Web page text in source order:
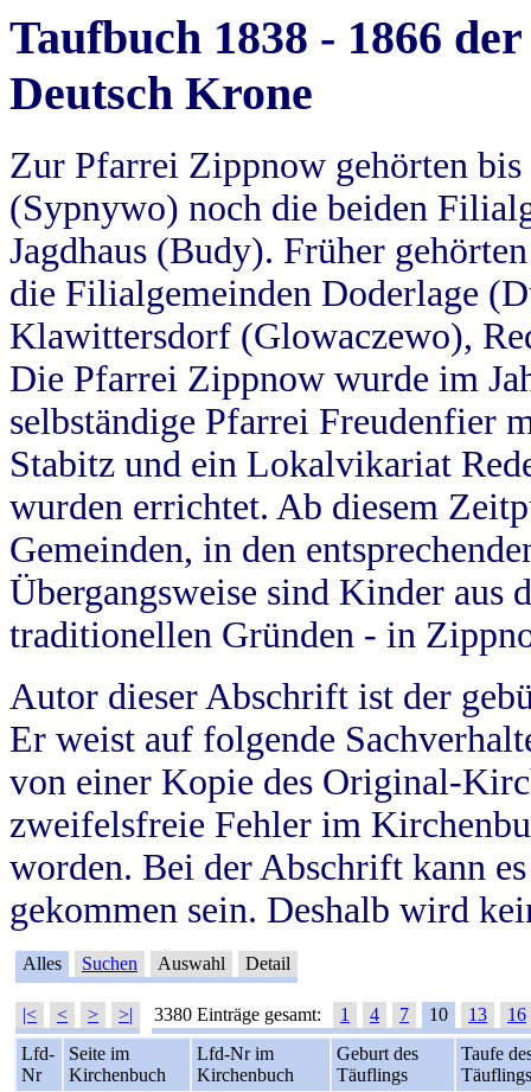
Taufbuch 1838 - 1866
Deutsch Krone
Zur Pfarrei Zippnow gehörten
(Sypnywo) noch die beiden
Jagdhaus (Budy). Früher
die Filialgemeinden Doderlage
Klawittersdorf (Glowaczewo),
Die Pfarrei Zippnow wurde im
selbständige Pfarrei Freudenfier
Stabitz und ein Lokalvikariat
wurden errichtet. Ab diesem
Gemeinden, in den
Übergangsweise sind Kinder aus
traditionellen Gründen - in
Autor dieser Abschrift ist der
Er weist auf folgende
von einer Kopie des Original-
zweifelsfreie Fehler im
worden. Bei der Abschrift kann
gekommen sein. Deshalb wird
Alles Suchen Auswahl Detail
|< < > >| 3380 Einträge gesamt: 1 4 7 10 13
16
Lfd-
Nr
Seite im
Kirchenbuch
Lfd-Nr im
Kirchenbuch
Geburt des
Täuflings
Taufe
Täuflings